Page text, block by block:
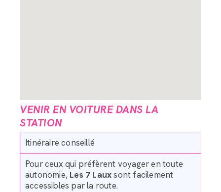
VENIR EN VOITURE DANS LA
STATION
Itinéraire conseillé
Pour ceux qui préfèrent voyager en toute
autonomie, Les 7 Lauxsont facilement
accessibles par la route.